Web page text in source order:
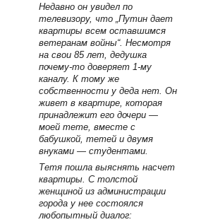
Недавно он увидел по
телевизору, что „Путин дает
квартиры всем оставшимся
ветеранам войны“. Несмотря
на свои 85 лет, дедушка
почему-то доверяет 1-му
каналу. К тому же
собственности у деда нет. Он
живет в квартире, которая
принадлежит его дочери —
моей тете, вместе с
бабушкой, тетей и двумя
внуками — студентами.
Тетя пошла выяснять насчет
квартиры. С толстой
женщиной из администрации
города у нее состоялся
любопытный диалог: